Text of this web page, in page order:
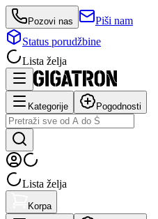
Pozovi nas
Piši nam
Status porudžbine
Lista želja
Kategorije Pogodnosti
Lista želja
Korpa